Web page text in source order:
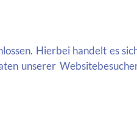
Hierbei handelt es
unserer